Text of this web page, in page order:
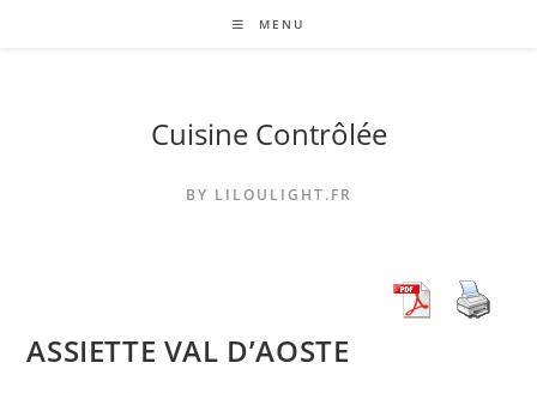
MENU
Cuisine Contrôlée
BY LILOULIGHT.FR
ASSIETTE VAL D’AOSTE